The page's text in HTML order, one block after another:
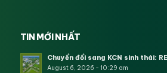
TIN MỚI NHẤT
Chuyển đổi sang KCN sinh thái:
August 6, 2026 - 10:29 am